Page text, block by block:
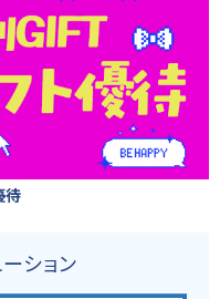
待
ション